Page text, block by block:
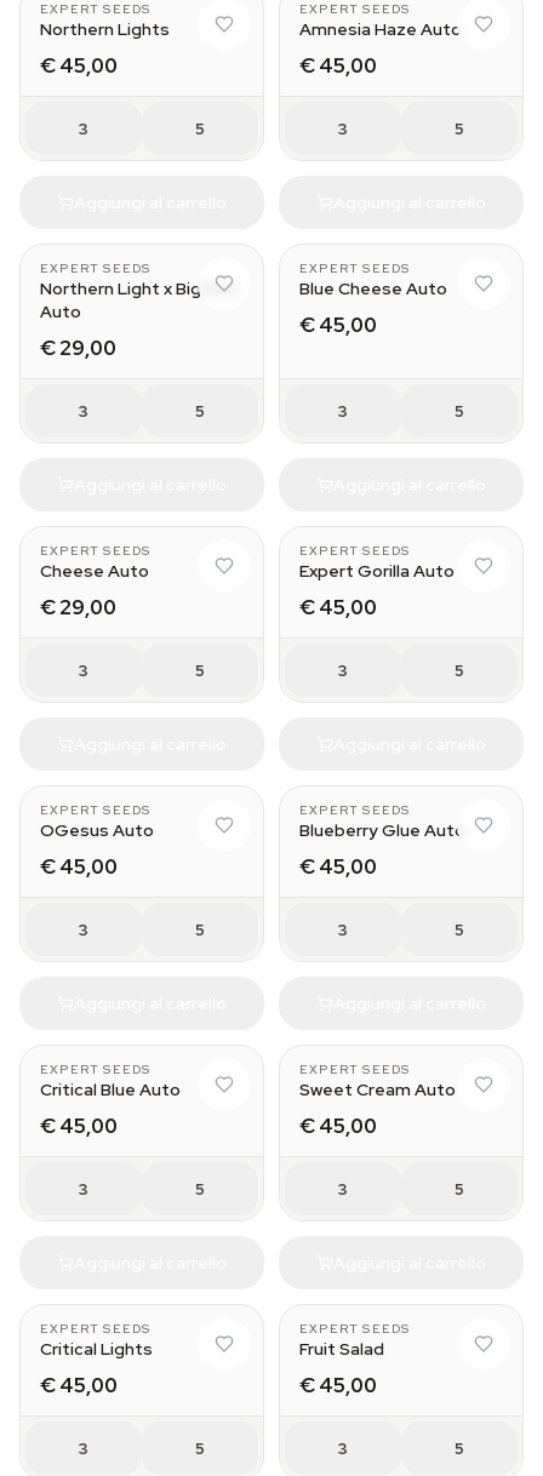
EXPERT SEEDS
Northern Lights
€ 45,00
3 5
EXPERT SEEDS
Amnesia Haze Auto
€ 45,00
3 5
EXPERT SEEDS
Northern Light x Big Bud
Auto
€ 29,00
3 5
EXPERT SEEDS
Blue Cheese Auto
€ 45,00
3 5
EXPERT SEEDS
Cheese Auto
€ 29,00
3 5
EXPERT SEEDS
Expert Gorilla Auto
€ 45,00
3 5
EXPERT SEEDS
OGesus Auto
€ 45,00
3 5
EXPERT SEEDS
Blueberry Glue Auto
€ 45,00
3 5
EXPERT SEEDS
Critical Blue Auto
€ 45,00
3 5
EXPERT SEEDS
Sweet Cream Auto
€ 45,00
3 5
EXPERT SEEDS
Critical Lights
€ 45,00
3 5
EXPERT SEEDS
Fruit Salad
€ 45,00
3 5